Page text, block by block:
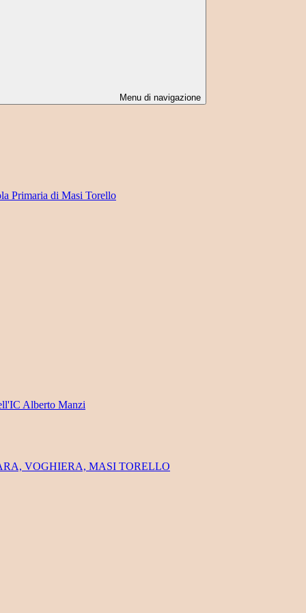
Menu di navigazione
Primaria di Masi Torello
Alberto Manzi
VOGHIERA, MASI TORELLO